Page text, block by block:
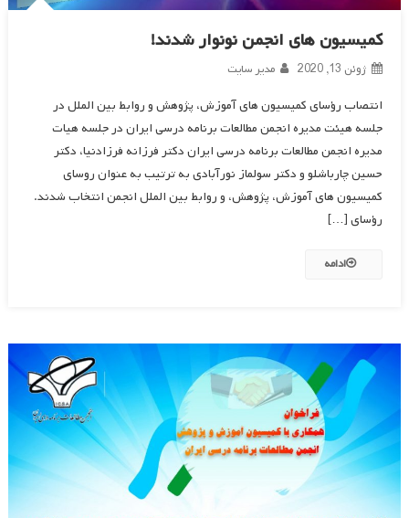
کمیسیون های انجمن نونوار شدند!
ژوئن 13, 2020 مدیر سایت
انتصاب رؤسای کمیسیون های آموزش، پژوهش و روابط بین الملل در
جلسه هیئت مدیره انجمن مطالعات برنامه درسی ایران در جلسه هیات
مدیره انجمن مطالعات برنامه درسی ایران دکتر فرزانه فرزادنیا، دکتر
حسین چارباشلو و دکتر سولماز نورآبادی به ترتیب به عنوان روسای
کمیسیون های آموزش، پژوهش، و روابط بین الملل انجمن انتخاب شدند.
رؤسای […]
ادامه